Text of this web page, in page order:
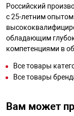
Российский
с 25-летним
обладающим
компетенциями в
Все товары
Все товары
Вам может